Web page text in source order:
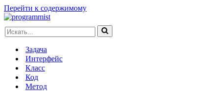
Перейти к содержимому
Искать...
Задача
Интерфейс
Класс
Код
Метод